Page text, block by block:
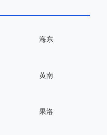
海东
黄南
果洛